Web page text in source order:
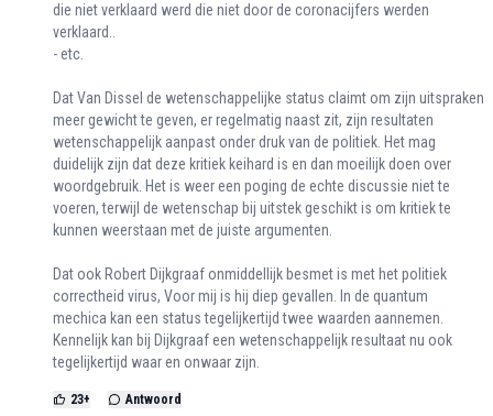
die niet verklaard werd die niet door de coronacijfers werden
verklaard..
- etc.
Dat Van Dissel de wetenschappelijke status claimt om zijn uitspraken
meer gewicht te geven, er regelmatig naast zit, zijn resultaten
wetenschappelijk aanpast onder druk van de politiek. Het mag
duidelijk zijn dat deze kritiek keihard is en dan moeilijk doen over
woordgebruik. Het is weer een poging de echte discussie niet te
voeren, terwijl de wetenschap bij uitstek geschikt is om kritiek te
kunnen weerstaan met de juiste argumenten.
Dat ook Robert Dijkgraaf onmiddellijk besmet is met het politiek
correctheid virus, Voor mij is hij diep gevallen. In de quantum
mechica kan een status tegelijkertijd twee waarden aannemen.
Kennelijk kan bij Dijkgraaf een wetenschappelijk resultaat nu ook
tegelijkertijd waar en onwaar zijn.
23+ Antwoord